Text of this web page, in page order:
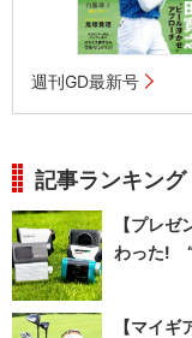
週刊GD最新号
記事ランキング
【プレ
わった! “
【マイ